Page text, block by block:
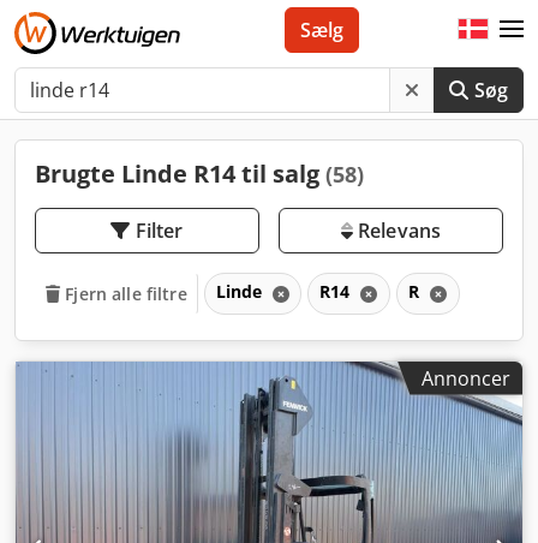
Søg
Sælg
Brugte Linde R14 til salg (58)
Filter Relevans
Fjern alle filtre Linde R14 R
Annoncer